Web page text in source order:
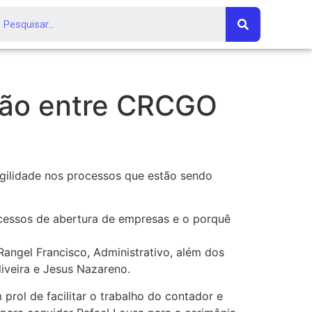
entre CRCGO
nos processos que estão sendo
de abertura de empresas e o porquê
Francisco, Administrativo, além dos
e Jesus Nazareno.
prol de facilitar o trabalho do contador e